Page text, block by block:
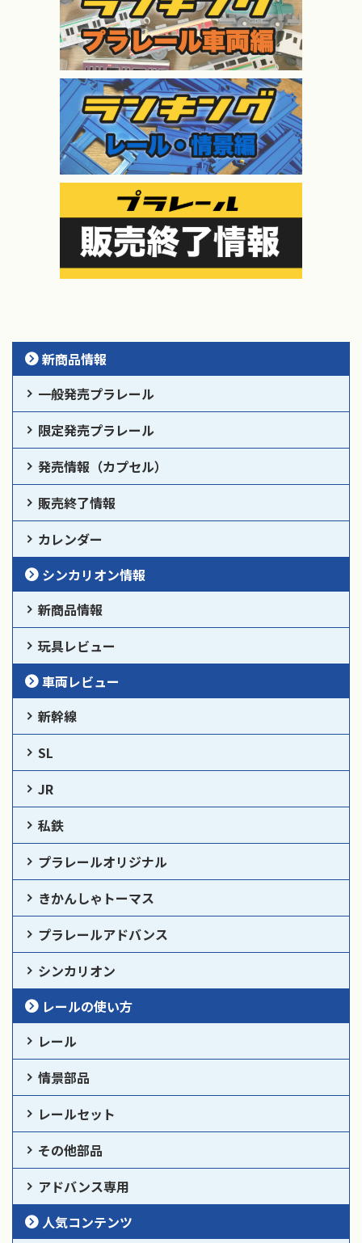
新商品情報
一般発売プラレール
限定発売プラレール
発売情報（カプセル）
販売終了情報
カレンダー
シンカリオン情報
新商品情報
玩具レビュー
車両レビュー
新幹線
SL
JR
私鉄
プラレールオリジナル
きかんしゃトーマス
プラレールアドバンス
シンカリオン
レールの使い方
レール
情景部品
レールセット
その他部品
アドバンス専用
人気コンテンツ